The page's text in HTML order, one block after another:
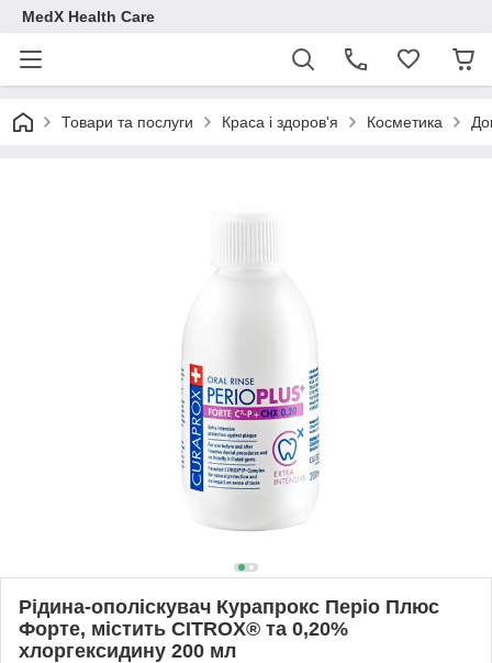
MedX Health Care
Товари та послуги Краса і здоров'я Косметика
Рідина-ополіскувач Курапрокс Періо Плюс
Форте, містить CITROX® та 0,20%
хлоргексидину 200 мл